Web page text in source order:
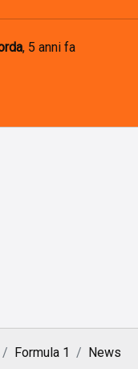
, 5 anni fa
Formula 1 News